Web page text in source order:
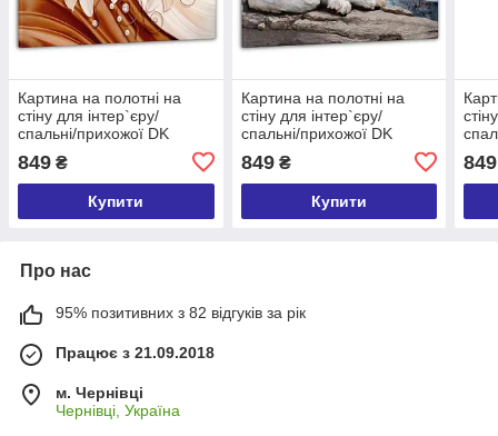
Картина на полотні на
стіну для інтер`єру/
спальні/прихожої DK
Абстракція лілії 60х100 см
(MK10110_M)
849 ₴
Купити
Картина на полотні на
стіну для інтер`єру/
спальні/прихожої DK
Сімейство тигрів 60х100
см (MK10086_M)
849₴
Купити
849
Про нас
95% позитивних з 82 відгуків за рік
Працює з 21.09.2018
м. Чернівці
Чернівці, Україна